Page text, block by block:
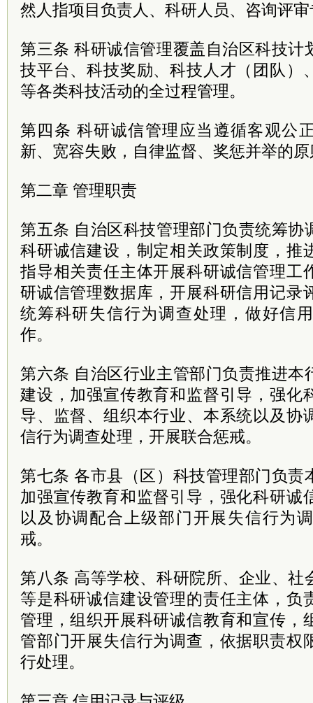
然人指项目负责人、科研人员、咨询评
第三条 科研诚信管理覆盖自治区科技计
技平台、科技奖励、科技人才（团队）
等各类科技活动的全过程管理。
第四条 科研诚信管理应当遵循客观公
新、宽容失败，自律监督、奖惩并举的
第二章 管理职责
第五条 自治区科技管理部门负责统筹协
科研诚信建设，制定相关政策制度，推
指导相关责任主体开展科研诚信管理工
研诚信管理数据库，开展科研信用记录
统筹科研失信行为调查处理，做好信
作。
第六条 自治区行业主管部门负责推进本
建设，加强宣传教育和监督引导，强化
导、监督、组织本行业、本系统以及协
信行为调查处理，开展联合惩戒。
第七条 各市县（区）科技管理部门负责
加强宣传教育和监督引导，强化科研诚
以及协调配合上级部门开展失信行为
戒。
第八条 高等学校、科研院所、企业、社
等是科研诚信建设管理的责任主体，负
管理，组织开展科研诚信教育和宣传，
管部门开展失信行为调查，依据职责权
行处理。